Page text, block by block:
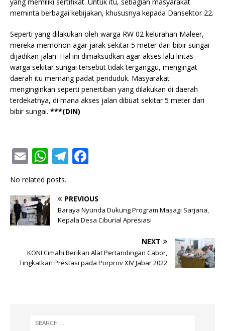
yang memiliki sertifikat. Untuk itu, sebagian masyarakat
meminta berbagai kebijakan, khususnya kepada Dansektor 22.
Seperti yang dilakukan oleh warga RW 02 kelurahan Maleer,
mereka memohon agar jarak sekitar 5 meter dari bibir sungai
dijadikan jalan. Hal ini dimaksudkan agar akses lalu lintas
warga sekitar sungai tersebut tidak terganggu, mengingat
daerah itu memang padat penduduk. Masyarakat
menginginkan seperti penertiban yang dilakukan di daerah
terdekatnya, di mana akses jalan dibuat sekitar 5 meter dari
bibir sungai. ***(DIN)
E
m
ai
l
W
at
s
A
p
T
g
ra
e
b
o
k
No related posts.
PREVIOUS
Baraya Nyunda Dukung Program Masagi Sarjana,
Kepala Desa Ciburial Apresiasi
NEXT
KONI Cimahi Berikan Alat Pertandingan Cabor,
Tingkatkan Prestasi pada Porprov XIV Jabar 2022